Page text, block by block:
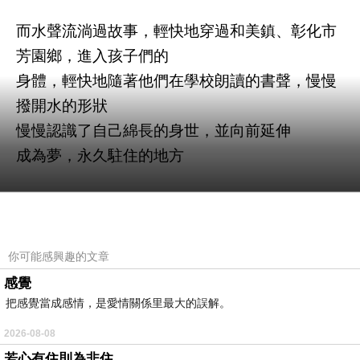
而水聲流淌過故事，輕快地穿過和美鎮、彰化市
芳園鄉，進入孩子們的
身體，輕快地隨著他們在學校朗讀的書聲，慢慢
撥開水的形狀
慢慢認識了自己綿長的身世，並向前延伸
成為夢，永久駐住的地方
水聲，一起鬥鬧熱
看鄉民自迎神賽會的奢華光影下穿過，鑼鼓
喧天，閃過了殖民者的笑
扼住咽喉，讓聲音喑啞，如被捆綁壓榨的無數
甘蔗，流出血、汗和
你可能感興趣的文章
感覺
把感覺當成感情，是愛情關係里最大的誤解。
2026-08-08